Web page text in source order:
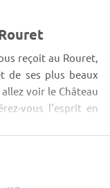
reçoit au Rouret,
de ses plus beaux
voir le Château
vous l'esprit en
des Gorges